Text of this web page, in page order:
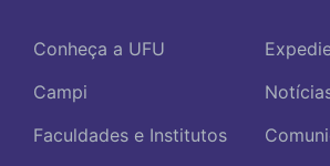
Conheça a UFU
Campi
Faculdades e Institutos